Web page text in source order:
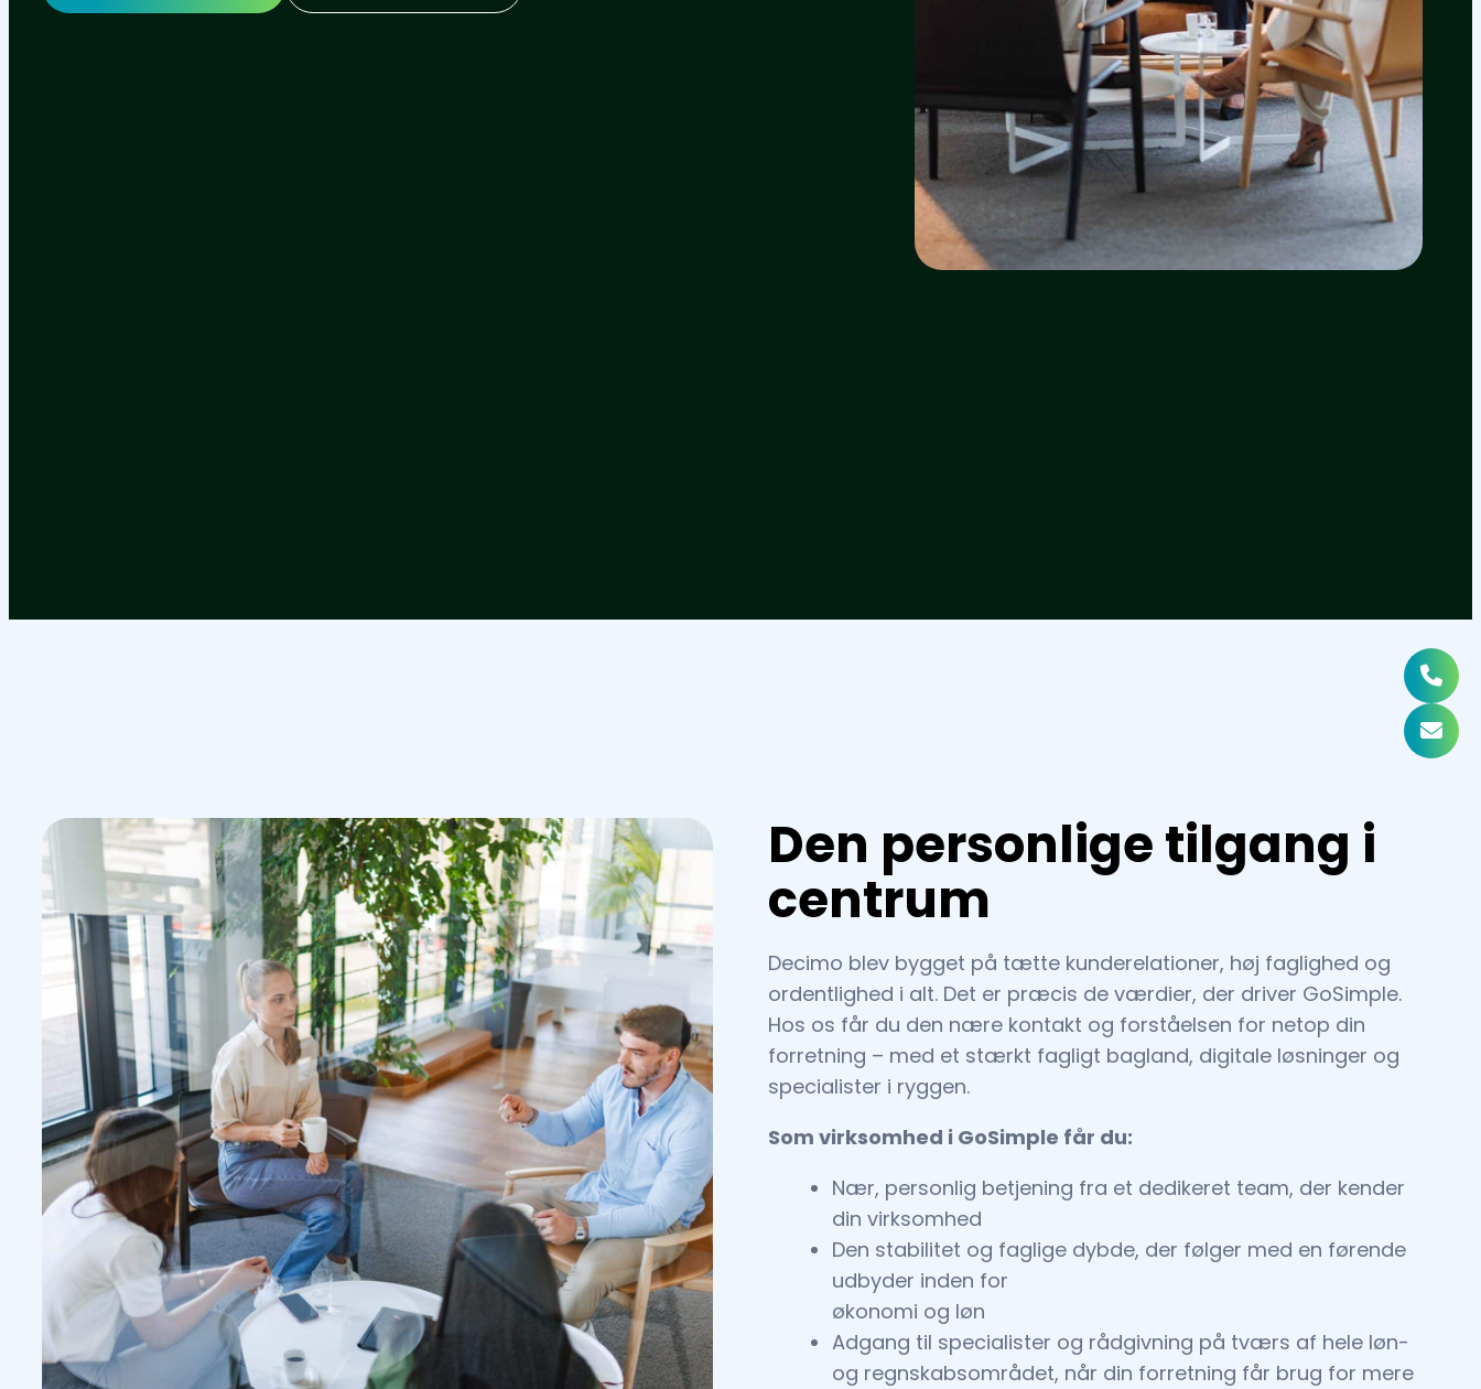
Den personlige tilgang i
centrum
Decimo blev bygget på tætte kunderelationer, høj faglighed og
ordentlighed i alt. Det er præcis de værdier, der driver GoSimple.
Hos os får du den nære kontakt og forståelsen for netop din
forretning – med et stærkt fagligt bagland, digitale løsninger og
specialister i ryggen.
Som virksomhed i GoSimple får du:
Nær, personlig betjening fra et dedikeret team, der kender
din virksomhed
Den stabilitet og faglige dybde, der følger med en førende
udbyder inden for
økonomi og løn
Adgang til specialister og rådgivning på tværs af hele løn-
og regnskabsområdet, når din forretning får brug for mere